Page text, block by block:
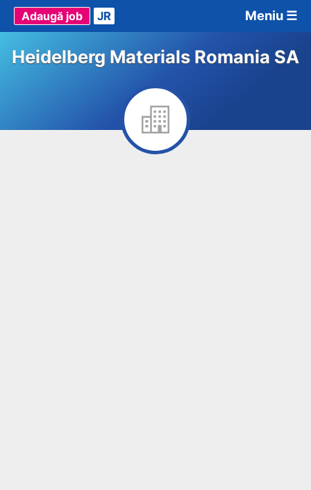
Meniu ☰
Adaugă job JR
Heidelberg Materials Romania SA